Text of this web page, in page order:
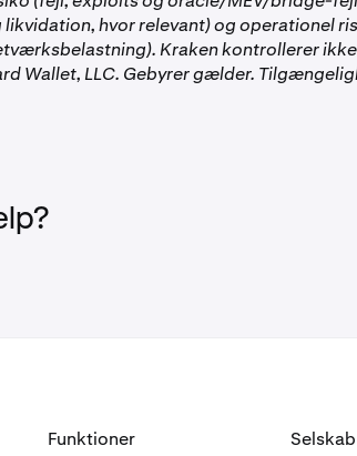
hvor relevant) og operationel
Kraken kontrollerer ikke
Wallet, LLC. Gebyrer gælder.
Funktioner Selskab